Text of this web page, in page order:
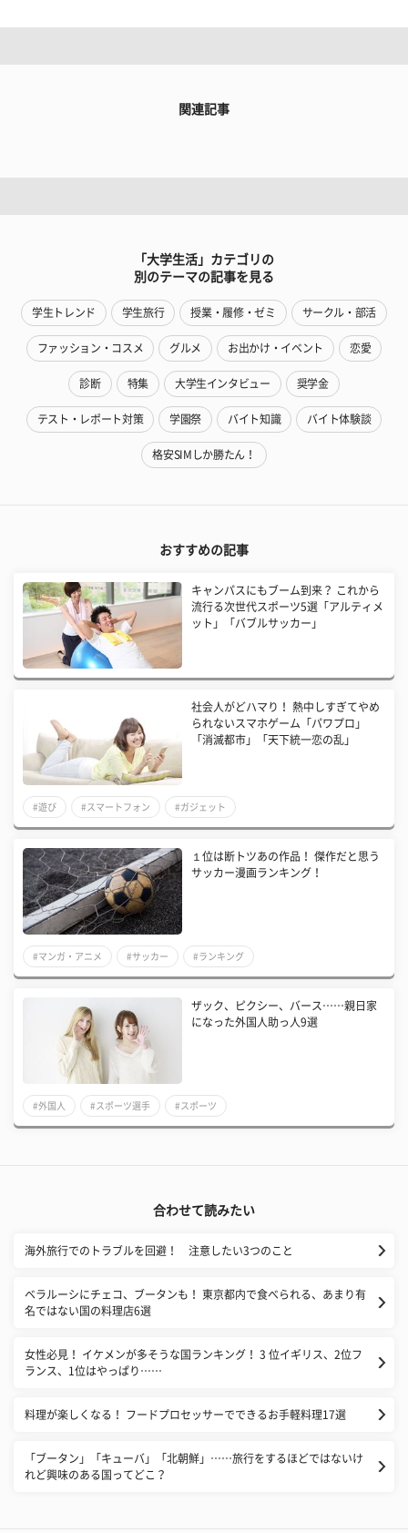
関連記事
「大学生活」カテゴリの
別のテーマの記事を見る
学生トレンド 学生旅行 授業・履修・ゼミ サークル・部活
ファッション・コスメ グルメ お出かけ・イベント 恋愛
診断 特集 大学生インタビュー 奨学金
テスト・レポート対策 学園祭 バイト知識 バイト体験談
格安SIMしか勝たん！
おすすめの記事
キャンパスにもブーム到来？ これから
流行る次世代スポーツ5選「アルティメ
ット」「バブルサッカー」
社会人がどハマり！ 熱中しすぎてやめ
られないスマホゲーム「パワプロ」
「消滅都市」「天下統一恋の乱」
#遊び #スマートフォン #ガジェット
１位は断トツあの作品！ 傑作だと思う
サッカー漫画ランキング！
#マンガ・アニメ #サッカー #ランキング
ザック、ピクシー、バース……親日家
になった外国人助っ人9選
#外国人 #スポーツ選手 #スポーツ
合わせて読みたい
海外旅行でのトラブルを回避！ 注意したい3つのこと
ベラルーシにチェコ、ブータンも！ 東京都内で食べられる、あまり有
名ではない国の料理店6選
​女性必見！ イケメンが多そうな国ランキング！ 3 位イギリス、2位フ
ランス、1位はやっぱり……
料理が楽しくなる！ フードプロセッサーでできるお手軽料理17選
「ブータン」「キューバ」「北朝鮮」……旅行をするほどではないけ
れど興味のある国ってどこ？